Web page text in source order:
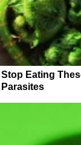
Stop Eating
Parasites